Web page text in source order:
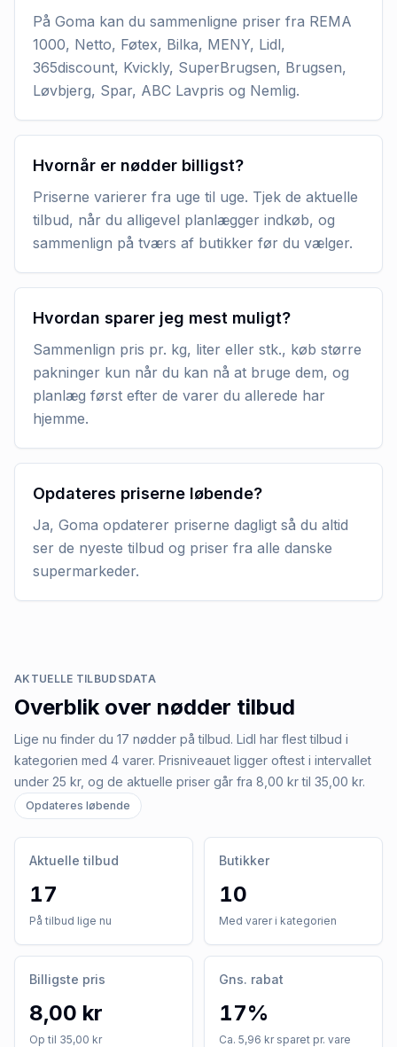
På Goma kan du sammenligne priser fra REMA
1000, Netto, Føtex, Bilka, MENY, Lidl,
365discount, Kvickly, SuperBrugsen, Brugsen,
Løvbjerg, Spar, ABC Lavpris og Nemlig.
Hvornår er nødder billigst?
Priserne varierer fra uge til uge. Tjek de aktuelle
tilbud, når du alligevel planlægger indkøb, og
sammenlign på tværs af butikker før du vælger.
Hvordan sparer jeg mest muligt?
Sammenlign pris pr. kg, liter eller stk., køb større
pakninger kun når du kan nå at bruge dem, og
planlæg først efter de varer du allerede har
hjemme.
Opdateres priserne løbende?
Ja, Goma opdaterer priserne dagligt så du altid
ser de nyeste tilbud og priser fra alle danske
supermarkeder.
AKTUELLE TILBUDSDATA
Overblik over nødder tilbud
Lige nu finder du 17 nødder på tilbud. Lidl har flest tilbud i
kategorien med 4 varer. Prisniveauet ligger oftest i intervallet
under 25 kr, og de aktuelle priser går fra 8,00 kr til 35,00 kr.
Opdateres løbende
Aktuelle tilbud
17
På tilbud lige nu
Butikker
10
Med varer i kategorien
Billigste pris
8,00 kr
Op til 35,00 kr
Gns. rabat
17%
Ca. 5,96 kr sparet pr. vare